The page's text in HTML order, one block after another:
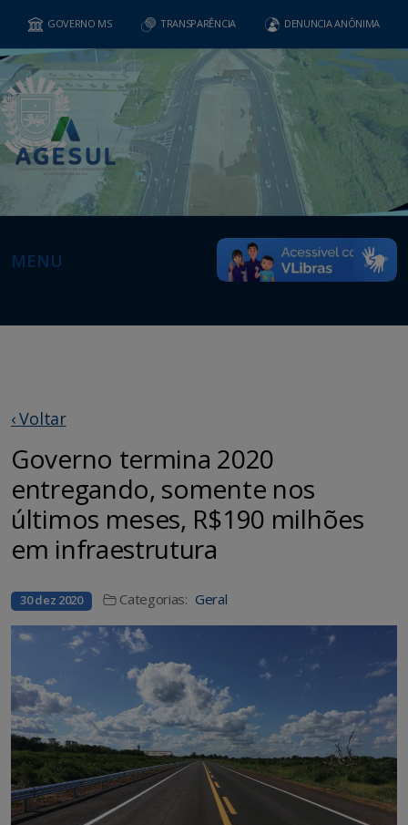
GOVERNO MS TRANSPARÊNCIA DENUNCIA ANÔNIMA
MENU
‹ Voltar
Governo termina 2020
entregando, somente nos
últimos meses, R$190 milhões
em infraestrutura
30 dez 2020 Categorias: Geral